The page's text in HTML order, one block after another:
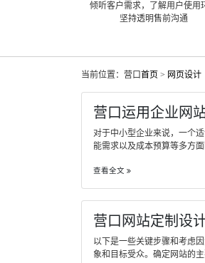
倾听客户需求，了解用户使用
坚持透明售前沟通
当前位置：营口首页 > 网页设计
营口运用企业网
对于中小型企业来说，一个
能需求以及成本预算等多方
查看全文
营口网站定制设
以下是一些关键步骤和考虑
象和目标受众。确定网站的